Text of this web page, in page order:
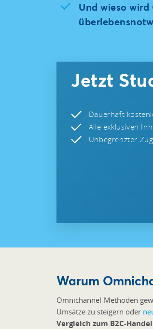
Und wieso
Jetzt
Dauerhaft
Alle exklusiven
Unbegrenzter
Warum
Omnichannel-Methoden
Umsätze zu steigern oder
Vergleich zum B2C-Handel